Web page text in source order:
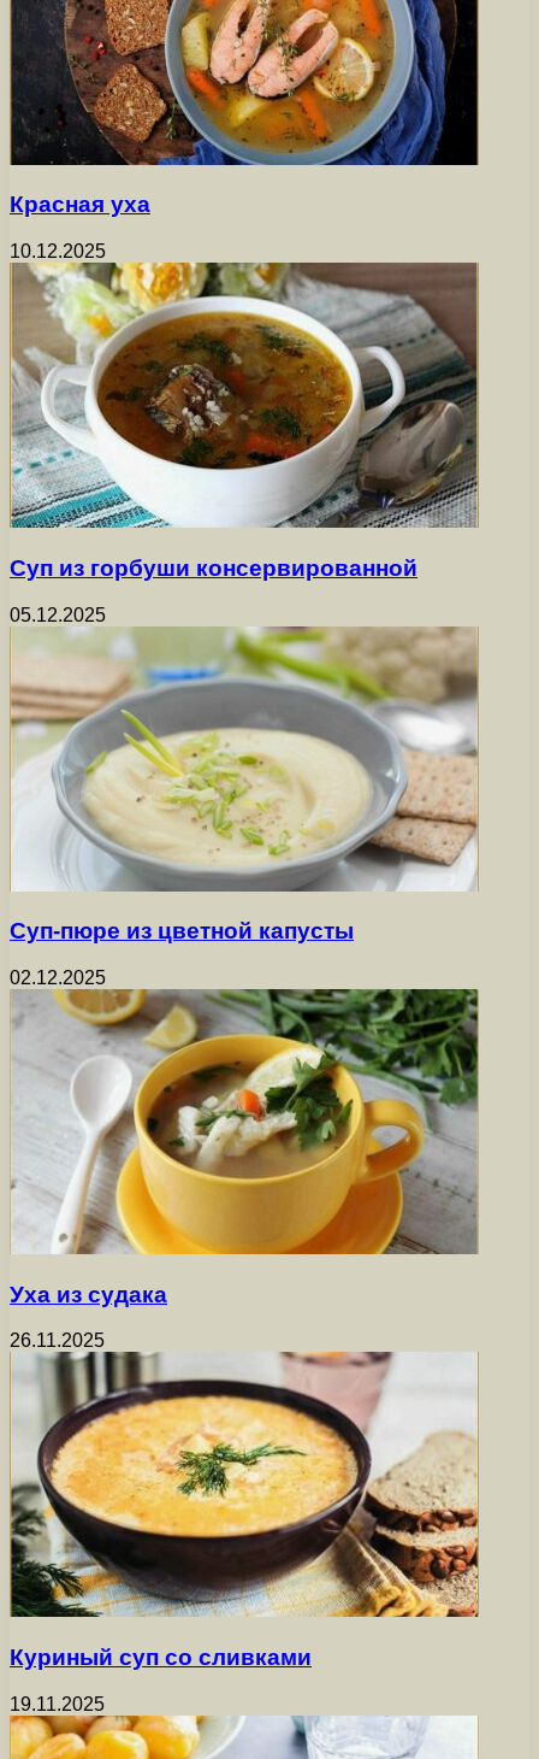
Красная уха
10.12.2025
Суп из горбуши консервированной
05.12.2025
Суп-пюре из цветной капусты
02.12.2025
Уха из судака
26.11.2025
Куриный суп со сливками
19.11.2025